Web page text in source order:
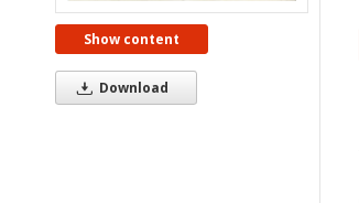
Show content
Download